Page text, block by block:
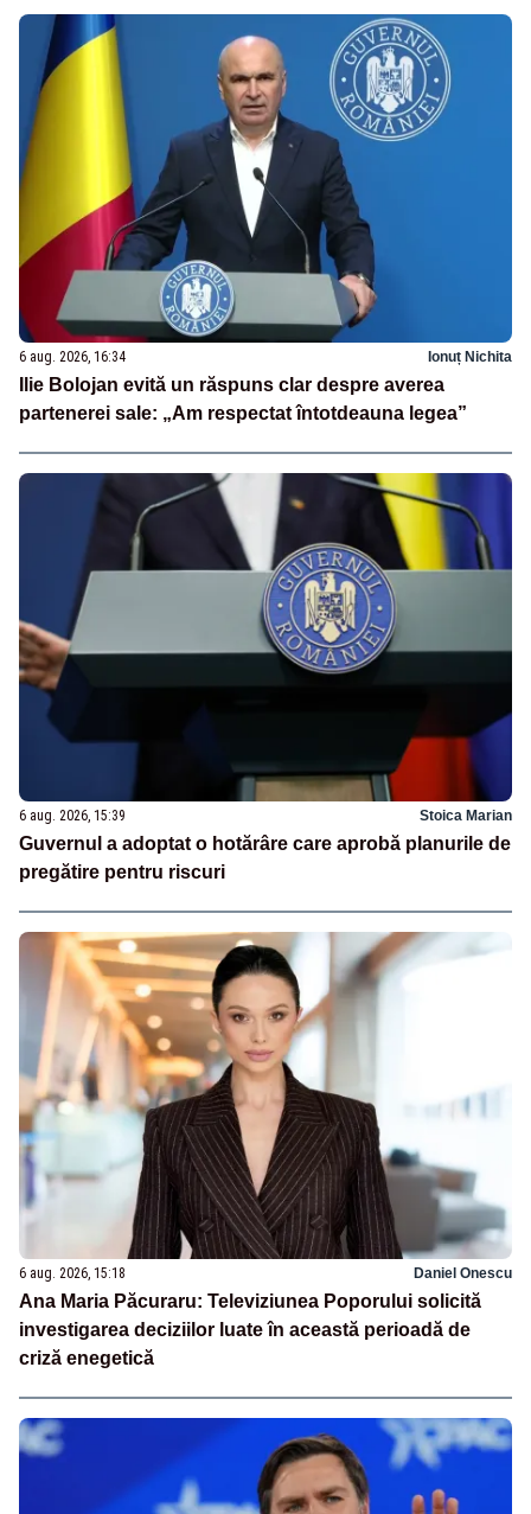
6 aug. 2026, 16:34 Ionuț Nichita
Ilie Bolojan evită un răspuns clar despre averea
partenerei sale: „Am respectat întotdeauna legea”
6 aug. 2026, 15:39 Stoica Marian
Guvernul a adoptat o hotărâre care aprobă planurile de
pregătire pentru riscuri
6 aug. 2026, 15:18 Daniel Onescu
Ana Maria Păcuraru: Televiziunea Poporului solicită
investigarea deciziilor luate în această perioadă de
criză enegetică